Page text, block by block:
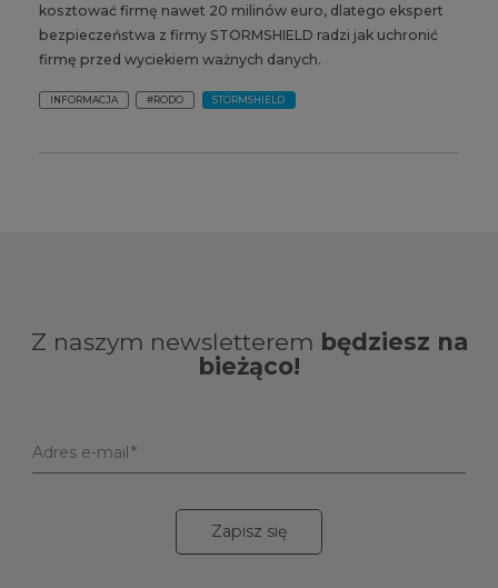
kosztować firmę nawet 20 milinów euro, dlatego ekspert
bezpieczeństwa z firmy STORMSHIELD radzi jak uchronić
firmę przed wyciekiem ważnych danych.
INFORMACJA #RODO STORMSHIELD
Z naszym newsletterem będziesz na
bieżąco!
Adres e-mail
Zapisz się